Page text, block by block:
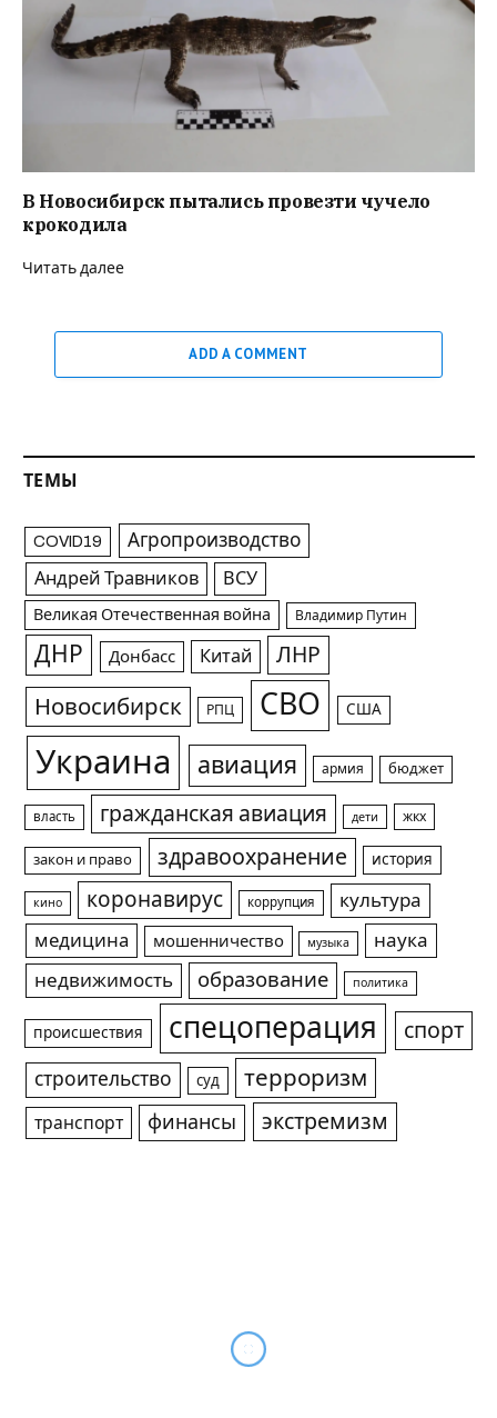
В Новосибирск пытались провезти чучело
крокодила
Читать далее
ADD A COMMENT
ТЕМЫ
COVID19 Агропроизводство
Андрей Травников ВСУ
Великая Отечественная война Владимир Путин
ДНР Донбасс Китай ЛНР
Новосибирск РПЦ СВО США
Украина авиация армия бюджет
власть гражданская авиация дети жкх
закон и право здравоохранение история
кино коронавирус коррупция
культура
медицина
мошенничество музыка
наука
недвижимость
образование политика
происшествия спецоперация спорт
строительство суд терроризм
транспорт финансы экстремизм